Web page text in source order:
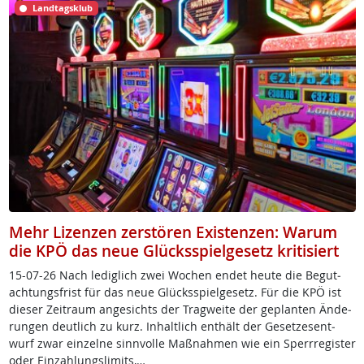
Landtagsklub
Mehr Lizenzen zerstören Existenzen: Warum
die KPÖ das neue Glücksspielgesetz kritisiert
15-07-26 Nach le­dig­lich zwei Wo­chen en­det heu­te die Be­gu­t­
ach­tungs­frist für das neue Glücks­spiel­ge­setz. Für die KPÖ ist
die­ser Zei­traum an­ge­sichts der Trag­wei­te der ge­plan­ten Än­de­
run­gen deut­lich zu kurz. In­halt­lich ent­hält der Ge­set­zes­ent­
wurf zwar ein­zel­ne sinn­vol­le Maß­nah­men wie ein Sperr­re­gis­ter
oder Ein­zah­lungs­li­mits,…